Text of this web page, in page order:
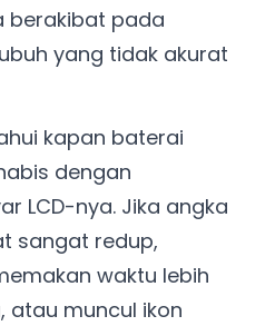
berakibat pada
yang tidak akurat
kapan baterai
dengan
LCD-nya. Jika angka
sangat redup,
waktu lebih
atau muncul ikon